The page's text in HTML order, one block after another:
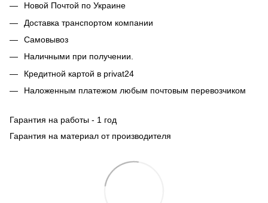
Новой Почтой по Украине
Доставка транспортом компании
Самовывоз
Наличными при получении.
Кредитной картой в privat24
Наложенным платежом любым почтовым перевозчиком
Гарантия на работы - 1 год
Гарантия на материал от производителя